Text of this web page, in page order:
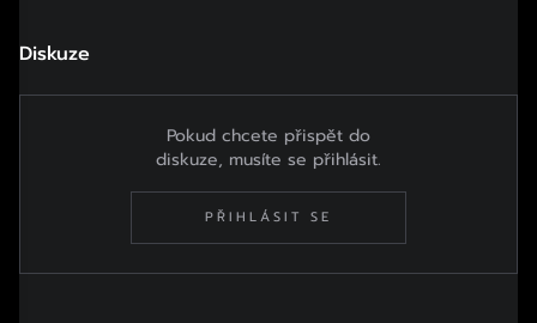
Diskuze
Pokud chcete přispět do
diskuze, musíte se přihlásit.
PŘIHLÁSIT SE